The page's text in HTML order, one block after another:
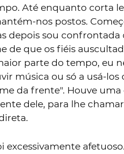
Até enquanto corta
nos postos.
depois sou confrontada
de que os fiéis
parte do tempo, eu
música ou só a usá-
da frente". Houve
dele, para lhe
excessivamente